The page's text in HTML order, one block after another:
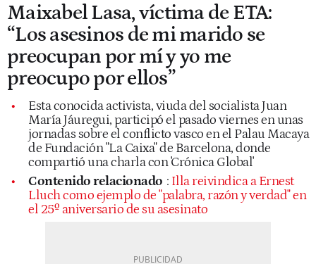
Maixabel Lasa, víctima de ETA:
“Los asesinos de mi marido se
preocupan por mí y yo me
preocupo por ellos”
Esta conocida activista, viuda del socialista Juan
María Jáuregui, participó el pasado viernes en unas
jornadas sobre el conflicto vasco en el Palau Macaya
de Fundación "La Caixa" de Barcelona, donde
compartió una charla con 'Crónica Global'
Contenido relacionado : Illa reivindica a Ernest
Lluch como ejemplo de "palabra, razón y verdad" en
el 25º aniversario de su asesinato